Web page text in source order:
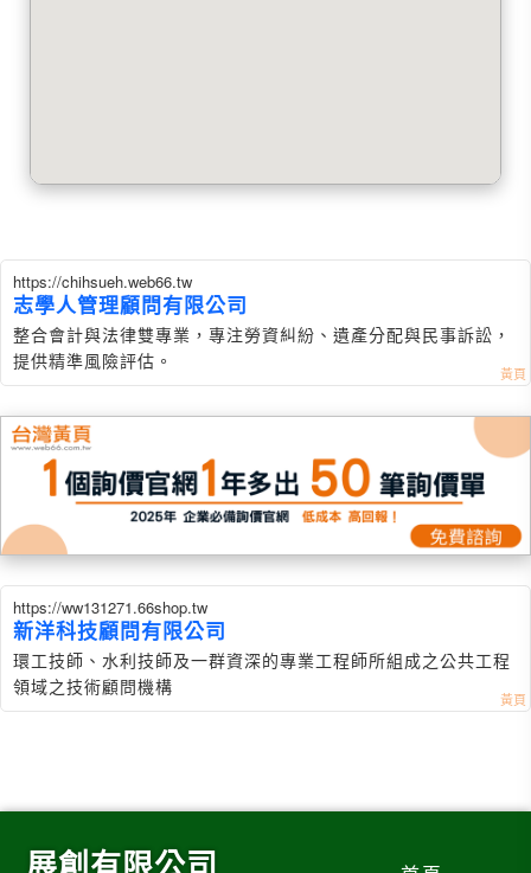
https://chihsueh.web66.tw
志學人管理顧問有限公司
整合會計與法律雙專業，專注勞資糾紛、遺產分配與民事訴訟，
提供精準風險評估。
https://ww131271.66shop.tw
新洋科技顧問有限公司
環工技師、水利技師及一群資深的專業工程師所組成之公共工程
領域之技術顧問機構